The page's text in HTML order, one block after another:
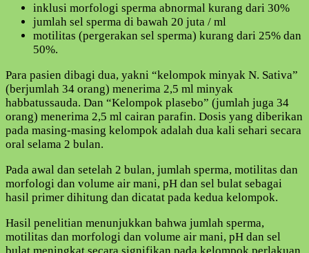
inklusi morfologi sperma abnormal kurang dari 30%
jumlah sel sperma di bawah 20 juta / ml
motilitas (pergerakan sel sperma) kurang dari 25% dan
50%.
Para pasien dibagi dua, yakni “kelompok minyak N. Sativa”
(berjumlah 34 orang) menerima 2,5 ml minyak
habbatussauda. Dan “Kelompok plasebo” (jumlah juga 34
orang) menerima 2,5 ml cairan parafin. Dosis yang diberikan
pada masing-masing kelompok adalah dua kali sehari secara
oral selama 2 bulan.
Pada awal dan setelah 2 bulan, jumlah sperma, motilitas dan
morfologi dan volume air mani, pH dan sel bulat sebagai
hasil primer dihitung dan dicatat pada kedua kelompok.
Hasil penelitian menunjukkan bahwa jumlah sperma,
motilitas dan morfologi dan volume air mani, pH dan sel